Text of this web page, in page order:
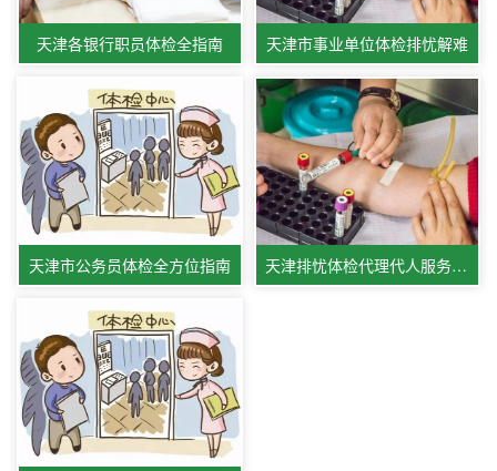
天津各银行职员体检全指南 天津市事业单位体检排忧解难
天津市公务员体检全方位指南 天津排忧体检代理代人服务新闻资讯